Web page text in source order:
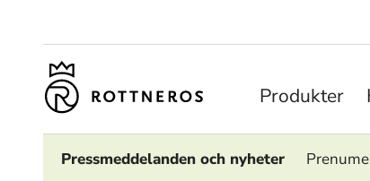
Produkter
Pressmeddelanden och nyheter